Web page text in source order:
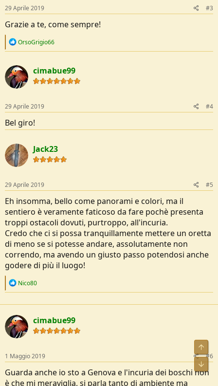
s
:
29 Aprile 2019 #3
Grazie a te, come sempre!
R
c
t
i
o
s
:
OrsoGrigio66
cimabue99
29 Aprile 2019 #4
Bel giro!
Jack23
29 Aprile 2019 #5
Eh insomma, bello come panorami e colori, ma il
sentiero è veramente faticoso da fare pochè presenta
troppi ostacoli dovuti, purtroppo, all'incuria.
Credo che ci si possa tranquillamente mettere un oretta
di meno se si potesse andare, assolutamente non
correndo, ma avendo un giusto passo potendosi anche
godere di più il luogo!
R
c
t
i
o
n
Nico80
cimabue99
1 Maggio 2019 #6
Guarda anche io sto a Genova e l'incuria dei boschi non
è che mi meraviglia, si parla tanto di ambiente ma